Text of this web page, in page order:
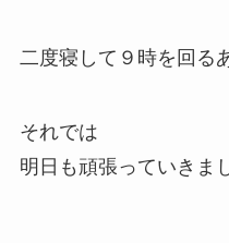
二度寝して９時を回る
それでは
明日も頑張っていきま